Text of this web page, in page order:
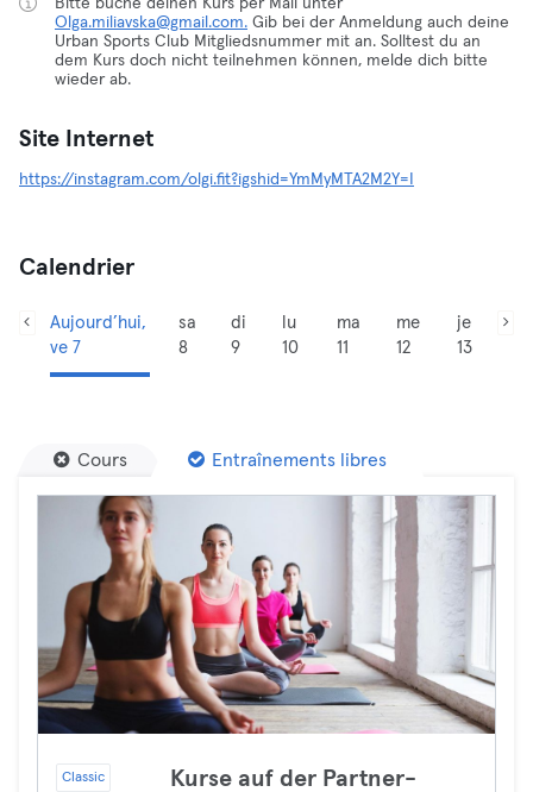
Bitte buche deinen Kurs per Mail unter
Olga.miliavska@gmail.com. Gib bei der Anmeldung auch deine
Urban Sports Club Mitgliedsnummer mit an. Solltest du an
dem Kurs doch nicht teilnehmen können, melde dich bitte
wieder ab.
Site Internet
https://instagram.com/olgi.fit?igshid=YmMyMTA2M2Y=I
Calendrier
Aujourd’hui,
ve 7
sa
8
di
9
lu
10
ma
11
me
12
je
13
Cours Entraînements libres
Classic
Kurse auf der Partner-